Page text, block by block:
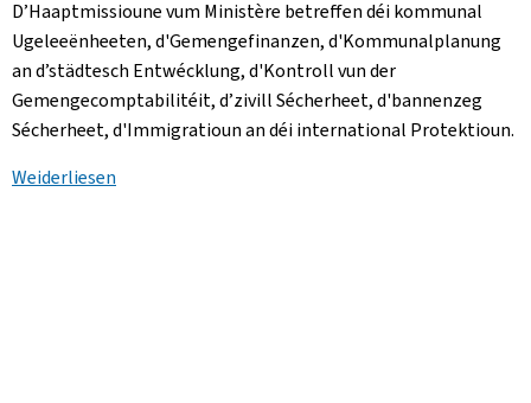
D’Haaptmissioune vum Ministère betreffen déi kommunal
Ugeleeënheeten, d'Gemengefinanzen, d'Kommunalplanung
an d’städtesch Entwécklung, d'Kontroll vun der
Gemengecomptabilitéit, d’zivill Sécherheet, d'bannenzeg
Sécherheet, d'Immigratioun an déi international Protektioun.
Weiderliesen